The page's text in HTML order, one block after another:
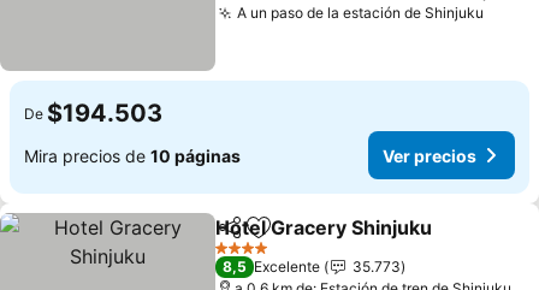
A un paso de la estación de Shinjuku
De $194.503
Mira precios de 10 páginas Ver precios
CompartirAgregar a favoritos
Hotel Gracery Shinjuku
4 Estrellas
8,5 Excelente
35.773